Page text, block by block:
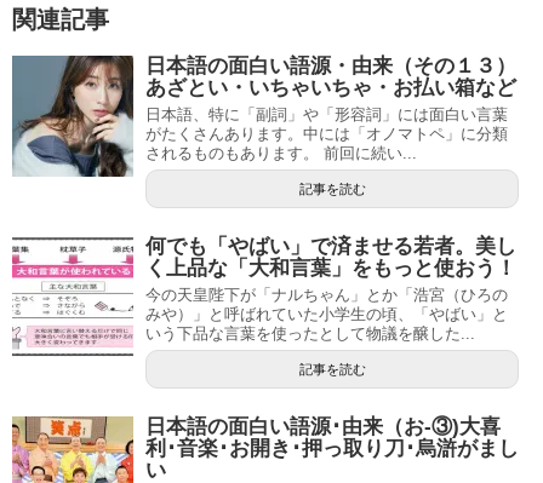
関連記事
日本語の面白い語源・由来（その１３）
あざとい・いちゃいちゃ・お払い箱など
日本語、特に「副詞」や「形容詞」には面白い言葉
がたくさんあります。中には「オノマトペ」に分類
されるものもあります。 前回に続い...
記事を読む
何でも「やばい」で済ませる若者。美し
く上品な「大和言葉」をもっと使おう！
今の天皇陛下が「ナルちゃん」とか「浩宮（ひろの
みや）」と呼ばれていた小学生の頃、「やばい」と
いう下品な言葉を使ったとして物議を醸した...
記事を読む
日本語の面白い語源･由来（お-③)大喜
利･音楽･お開き･押っ取り刀･烏滸がまし
い